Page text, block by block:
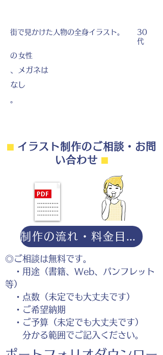
街で見かけた人物の全身イラスト。
30
代
の 女性
、メガネは
なし
。
⬛︎イラスト制作のご相談・お問
い合わせ ⬛︎
◎ご相談は無料です。
・用途（書籍、Web、パンフレット
等）
・点数（未定でも大丈夫です）
・ご希望納期
・ご予算（未定でも大丈夫です）
分かる範囲でご記入ください。